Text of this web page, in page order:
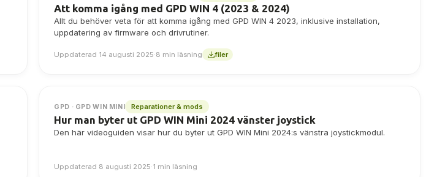
Att komma igång med GPD WIN 4 (2023 & 2024)
Allt du behöver veta för att komma igång med GPD WIN 4 2023, inklusive installation,
uppdatering av firmware och drivrutiner.
Uppdaterad 14 augusti 2025·8 min läsning filer
GPD · GPD WIN MINI Reparationer & mods
Hur man byter ut GPD WIN Mini 2024 vänster joystick
Den här videoguiden visar hur du byter ut GPD WIN Mini 2024:s vänstra joystickmodul.
Uppdaterad 8 augusti 2025·1 min läsning